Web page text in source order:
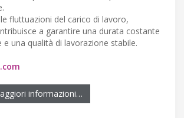
fluttuazioni del carico di lavoro,
a garantire una durata costante
e una qualità di lavorazione stabile.
informazioni…